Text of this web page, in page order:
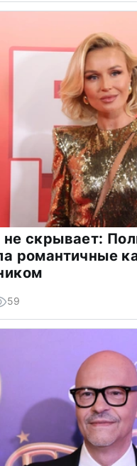
скрывает:
романтичные
59